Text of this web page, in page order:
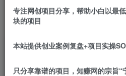
镇山的虎
专注网创项目分享，帮助小白以最
块的项目
本站提供创业案例复盘+项目实操
只分享靠谱的项目，知赚网的宗旨“